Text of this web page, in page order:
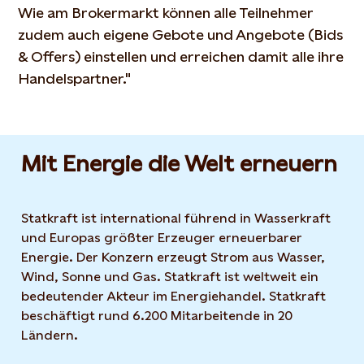
Wie am Brokermarkt können alle Teilnehmer
zudem auch eigene Gebote und Angebote (Bids
& Offers) einstellen und erreichen damit alle ihre
Handelspartner."
Mit Energie die Welt erneuern
Statkraft ist international führend in Wasserkraft
und Europas größter Erzeuger erneuerbarer
Energie. Der Konzern erzeugt Strom aus Wasser,
Wind, Sonne und Gas. Statkraft ist weltweit ein
bedeutender Akteur im Energiehandel. Statkraft
beschäftigt rund 6.200 Mitarbeitende in 20
Ländern.